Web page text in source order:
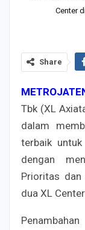
Center
Share
Tbk (XL
dalam
terbaik
dengan
Prioritas
dua XL